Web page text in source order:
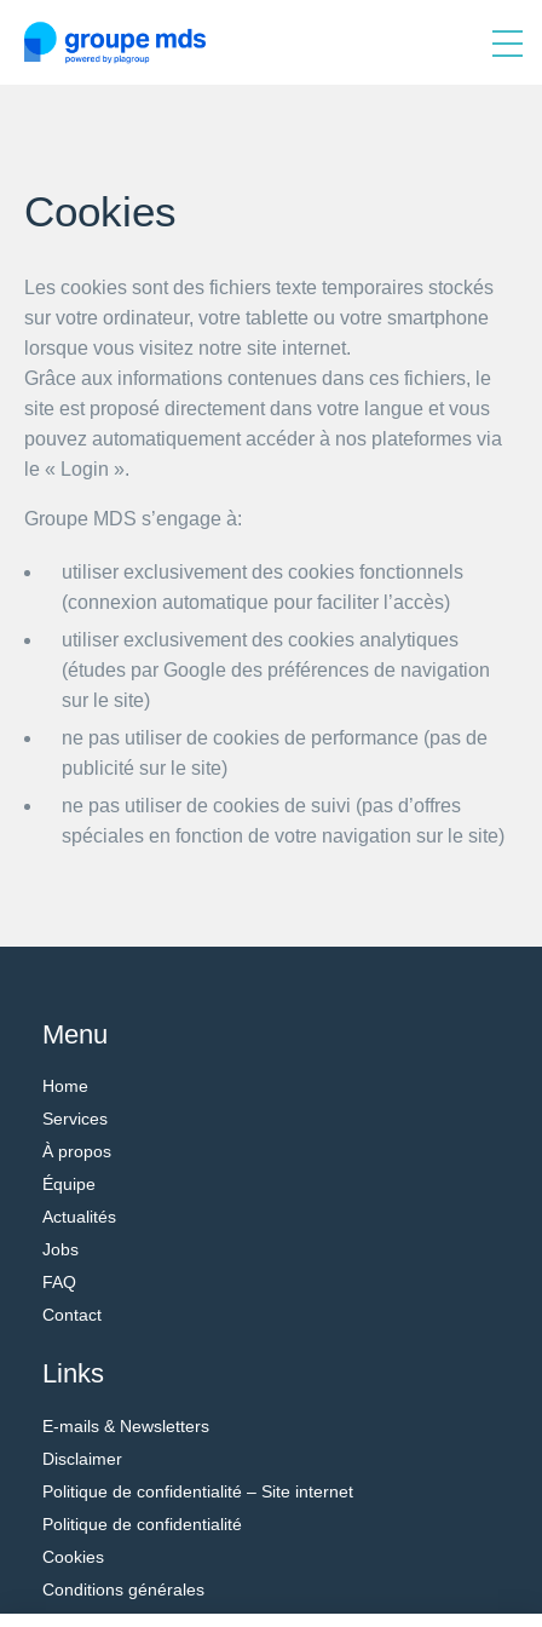
Cookies
Les cookies sont des fichiers texte temporaires stockés
sur votre ordinateur, votre tablette ou votre smartphone
lorsque vous visitez notre site internet.
Grâce aux informations contenues dans ces fichiers, le
site est proposé directement dans votre langue et vous
pouvez automatiquement accéder à nos plateformes via
le « Login ».
Groupe MDS s’engage à:
utiliser exclusivement des cookies fonctionnels
(connexion automatique pour faciliter l’accès)
utiliser exclusivement des cookies analytiques
(études par Google des préférences de navigation
sur le site)
ne pas utiliser de cookies de performance (pas de
publicité sur le site)
ne pas utiliser de cookies de suivi (pas d’offres
spéciales en fonction de votre navigation sur le site)
Menu
Home
Services
À propos
Équipe
Actualités
Jobs
FAQ
Contact
Links
E-mails & Newsletters
Disclaimer
Politique de confidentialité – Site internet
Politique de confidentialité
Cookies
Conditions générales